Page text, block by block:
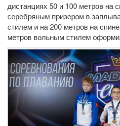
дистанциях 50 и 100 метров на
серебряным призером в
стилем и на 200 метров на
метров вольным стилем